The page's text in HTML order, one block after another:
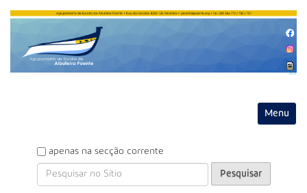
Toggle
P
e
apenas na secção corrente